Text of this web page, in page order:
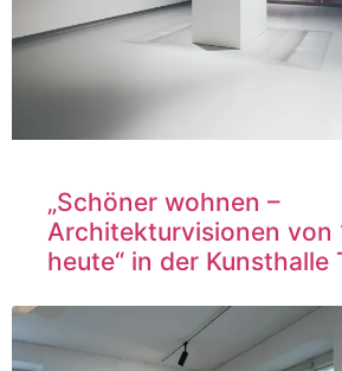
„Schöner wohnen –
Architekturvisionen von
heute“ in der Kunsthalle